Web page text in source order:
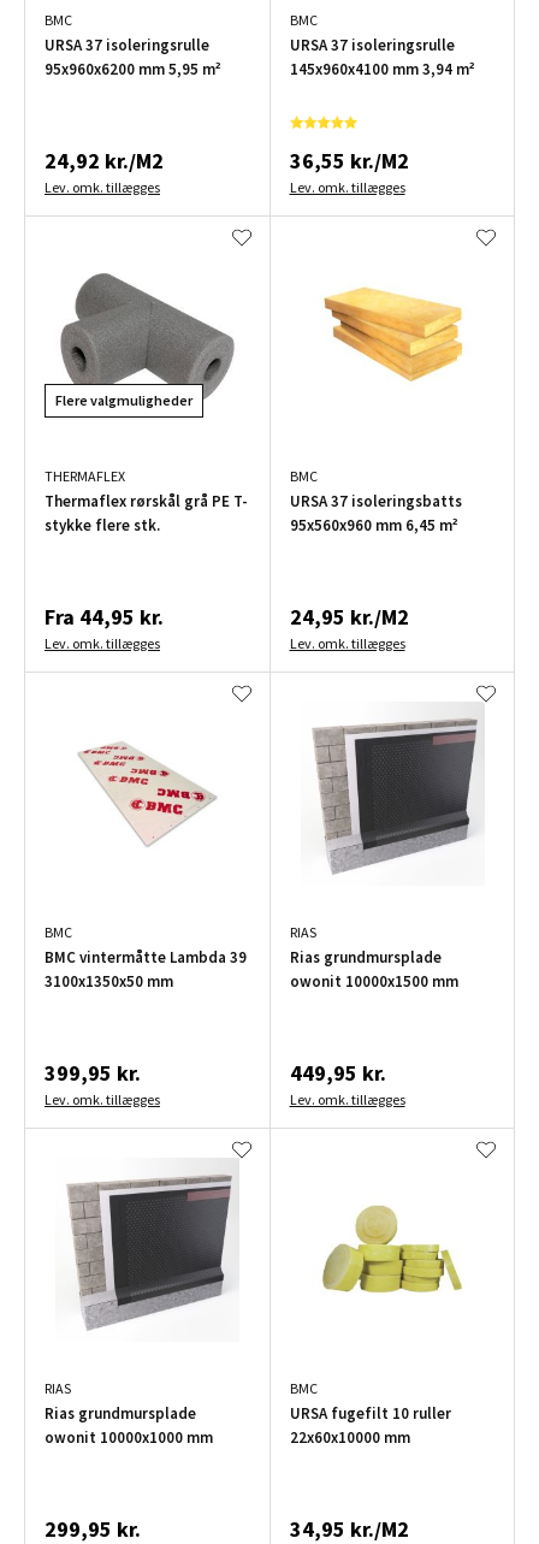
BMC
URSA 37 isoleringsrulle
95x960x6200 mm 5,95 m²
24,92 kr./M2
Lev. omk. tillægges
BMC
URSA 37 isoleringsrulle
145x960x4100 mm 3,94 m²
36,55 kr./M2
Lev. omk. tillægges
Flere valgmuligheder
THERMAFLEX
Thermaflex rørskål grå PE T-
stykke flere stk.
Fra 44,95 kr.
Lev. omk. tillægges
BMC
URSA 37 isoleringsbatts
95x560x960 mm 6,45 m²
24,95 kr./M2
Lev. omk. tillægges
BMC
BMC vintermåtte Lambda 39
3100x1350x50 mm
399,95 kr.
Lev. omk. tillægges
RIAS
Rias grundmursplade
owonit 10000x1500 mm
449,95 kr.
Lev. omk. tillægges
RIAS
Rias grundmursplade
owonit 10000x1000 mm
299,95 kr.
BMC
URSA fugefilt 10 ruller
22x60x10000 mm
34,95 kr./M2